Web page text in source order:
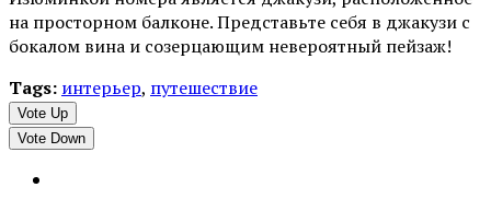
на просторном балконе. Представьте себя в джакузи с
бокалом вина и созерцающим невероятный пейзаж!
Tags: интерьер, путешествие
Vote Up
Vote Down